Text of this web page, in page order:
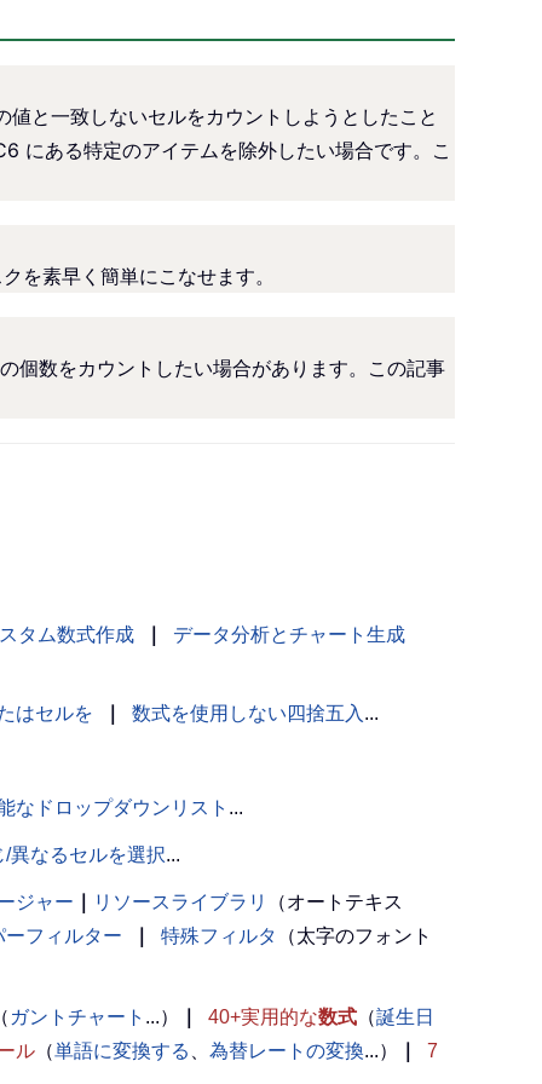
と一致しないセルをカウントしようとしたこと
にある特定のアイテムを除外したい場合です。こ
を素早く簡単にこなせます。
個数をカウントしたい場合があります。この記事
タム数式作成
データ分析とチャート生成
はセルを 数式を使用しない四捨五入 ...
なドロップダウンリスト ...
/異なるセルを選択...
ジャー リソースライブラリ
（オートテキス
ーフィルター 特殊フィルタ
（太字のフォント
ガントチャート ...） 40+実用的な数式 （誕生日
ル （単語に変換する 為替レートの変換...）
7